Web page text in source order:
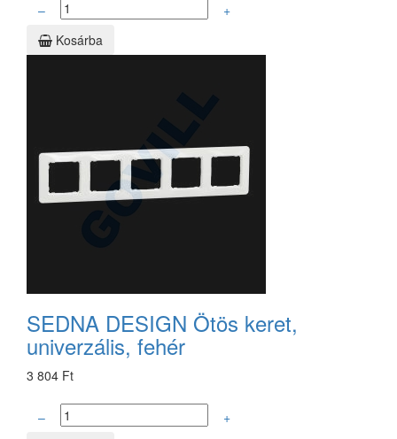
–
+
Kosárba
SEDNA DESIGN Ötös keret,
univerzális, fehér
3 804 Ft
–
+